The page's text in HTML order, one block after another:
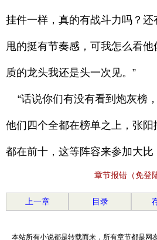
挂件一样，真的有战斗力吗？
甩的挺有节奏感，可我怎么看
质的龙头我还是头一次见。”
“话说你们有没有看到炮灰榜
他们四个全都在榜单之上，张
都在前十，这等阵容来参加大比
章节报错（免登
上一章 目录
本站所有小说都是转载而来，所有章节都是网